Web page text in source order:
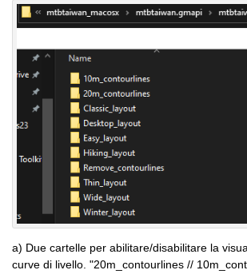
a) Due cartelle per abilitare/disabilitare la
curve di livello. "20m_contourlines //